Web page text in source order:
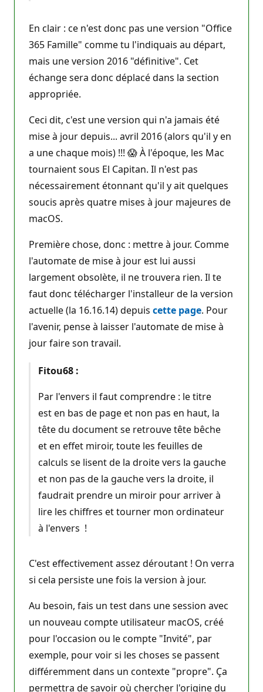
En clair : ce n'est donc pas une version "Office
365 Famille" comme tu l'indiquais au départ,
mais une version 2016 "définitive". Cet
échange sera donc déplacé dans la section
appropriée.
Ceci dit, c'est une version qui n'a jamais été
mise à jour depuis... avril 2016 (alors qu'il y en
a une chaque mois) !!! 😱 À l'époque, les Mac
tournaient sous El Capitan. Il n'est pas
nécessairement étonnant qu'il y ait quelques
soucis après quatre mises à jour majeures de
macOS.
Première chose, donc : mettre à jour. Comme
l'automate de mise à jour est lui aussi
largement obsolète, il ne trouvera rien. Il te
faut donc télécharger l'installeur de la version
actuelle (la 16.16.14) depuis cette page. Pour
l'avenir, pense à laisser l'automate de mise à
jour faire son travail.
Fitou68 :
Par l'envers il faut comprendre : le titre
est en bas de page et non pas en haut, la
tête du document se retrouve tête bêche
et en effet miroir, toute les feuilles de
calculs se lisent de la droite vers la gauche
et non pas de la gauche vers la droite, il
faudrait prendre un miroir pour arriver à
lire les chiffres et tourner mon ordinateur
à l'envers !
C'est effectivement assez déroutant ! On verra
si cela persiste une fois la version à jour.
Au besoin, fais un test dans une session avec
un nouveau compte utilisateur macOS, créé
pour l'occasion ou le compte "Invité", par
exemple, pour voir si les choses se passent
différemment dans un contexte "propre". Ça
permettra de savoir où chercher l'origine du